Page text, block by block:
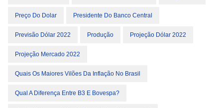
Preço Do Dolar Presidente Do Banco Central
Previsão Dólar 2022 Produção Projeção Dólar 2022
Projeção Mercado 2022
Quais Os Maiores Vilões Da Inflação No Brasil
Qual A Diferença Entre B3 E Bovespa?